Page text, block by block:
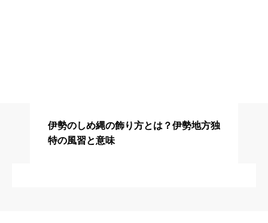
#しめ縄に関するレビュー一覧
伊勢のしめ縄の飾り方とは？伊勢地方独
特の風習と意味